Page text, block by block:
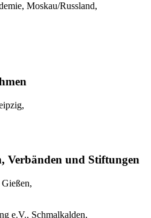
Moskau/Russland,
Verbänden und Stiftungen
e.V., Schmalkalden,